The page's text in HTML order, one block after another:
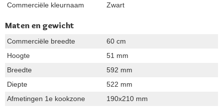
Commerciële kleurnaam
Zwart
Maten en gewicht
Commerciële breedte
60 cm
Hoogte
51 mm
Breedte
592 mm
Diepte
522 mm
Afmetingen 1e kookzone
190x210 mm